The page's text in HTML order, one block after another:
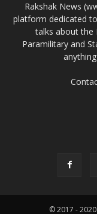
Rakshak News
platform dedicated
talks about the
Paramilitary and
© 2017 -